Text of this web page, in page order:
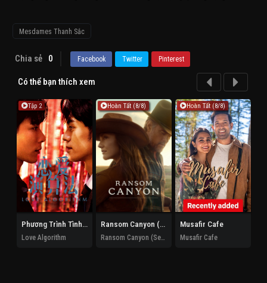
Mesdames Thanh Sắc
Chia sẻ 0 Facebook Twitter Pinterest
Có thể bạn thích xem
Tập 2
Phương Trình Tình Yêu
Love Algorithm
Hoàn Tất (8/8)
Ransom Canyon (Phần 2)
Hoàn Tất (8/8)
Musafir Cafe
Musafir Cafe